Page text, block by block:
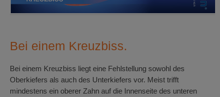
Bei einem Kreuzbiss.
Bei einem Kreuzbiss liegt eine Fehlstellung sowohl des
Oberkiefers als auch des Unterkiefers vor. Meist trifft
mindestens ein oberer Zahn auf die Innenseite des unteren